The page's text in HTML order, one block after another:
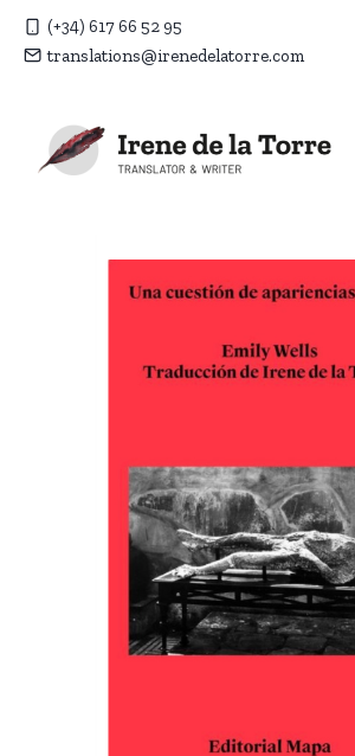
Saltar(+34) 617 66 52 95
translations@irenedelatorre.com